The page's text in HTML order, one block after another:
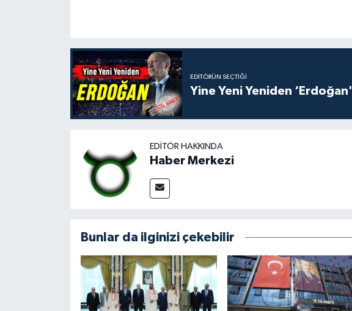
EDITÖRÜN SEÇTIĞI
Yine Yeni Yeniden ‘Erdoğan'
EDITÖR HAKKINDA
Haber Merkezi
Bunlar da ilginizi çekebilir